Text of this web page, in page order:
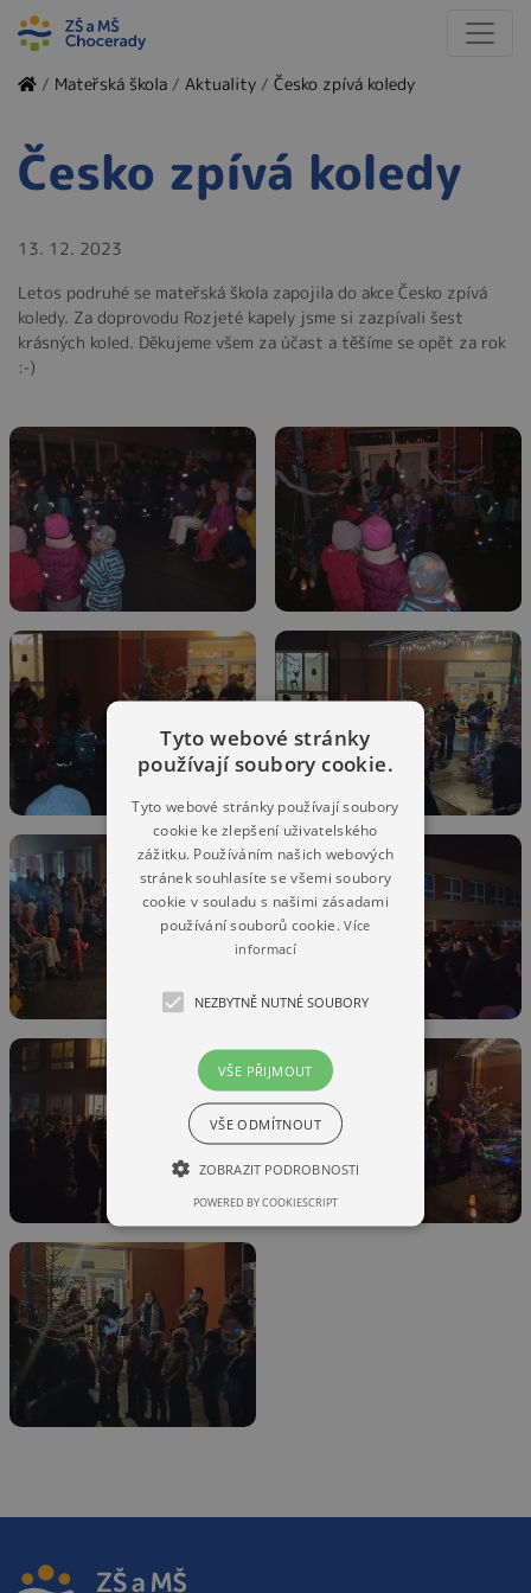
/ Mateřská škola / Aktuality / Česko zpívá koledy
Česko zpívá koledy
13. 12. 2023
Letos podruhé se mateřská škola zapojila do akce Česko zpívá
koledy. Za doprovodu Rozjeté kapely jsme si zazpívali šest
krásných koled. Děkujeme všem za účast a těšíme se opět za rok
:-)
Tyto webové stránky
používají soubory cookie.
Tyto webové stránky používají soubory
cookie ke zlepšení uživatelského
zážitku. Používáním našich webových
stránek souhlasíte se všemi soubory
cookie v souladu s našimi zásadami
používání souborů cookie.Více
informací
NEZBYTNĚ NUTNÉ SOUBORY
VŠE PŘIJMOUT
VŠE ODMÍTNOUT
ZOBRAZIT PODROBNOSTI
POWERED BY COOKIESCRIPT